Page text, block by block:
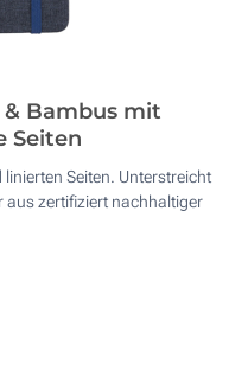
& Bambus mit
Seiten
Seiten. Unterstreicht
aus zertifiziert nachhaltiger